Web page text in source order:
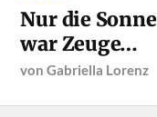
Nur die Sonne
war Zeuge…
vonGabriella Lorenz